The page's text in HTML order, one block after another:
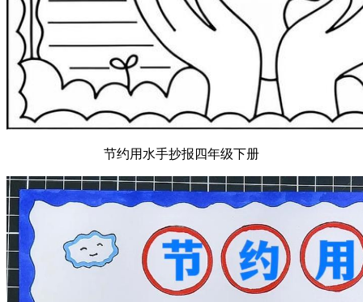
节约用水手抄报四年级下册